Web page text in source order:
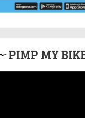
PIMP MY